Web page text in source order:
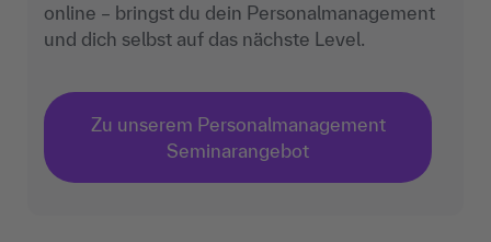
online – bringst du dein Personalmanagement
und dich selbst auf das nächste Level.
Zu unserem Personalmanagement
Seminarangebot